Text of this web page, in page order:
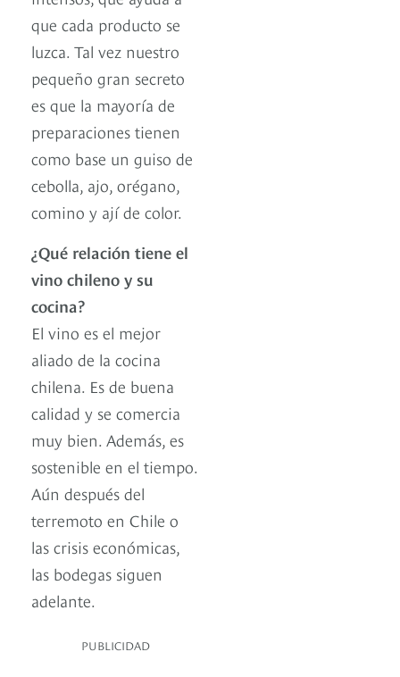
que cada producto se
luzca. Tal vez nuestro
pequeño gran secreto
es que la mayoría de
preparaciones tienen
como base un guiso de
cebolla, ajo, orégano,
comino y ají de color.
¿Qué relación tiene el
vino chileno y su
cocina?
El vino es el mejor
aliado de la cocina
chilena. Es de buena
calidad y se comercia
muy bien. Además, es
sostenible en el tiempo.
Aún después del
terremoto en Chile o
las crisis económicas,
las bodegas siguen
adelante.
PUBLICIDAD